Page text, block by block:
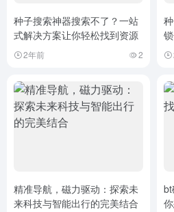
种子搜索神器搜索不了？一站
式解决方案让你轻松找到资源
2年前 2
精准导航，磁力驱动：探索未
来科技与智能出行的完美结合
bt